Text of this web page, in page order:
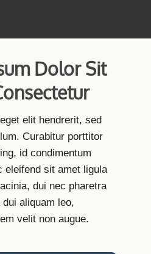
Dolor Sit
Consectetur
sed
Curabitur porttitor
id condimentum
dui nec pharetra
aliquam leo,
velit non augue.